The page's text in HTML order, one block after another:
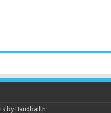
by Handballtn